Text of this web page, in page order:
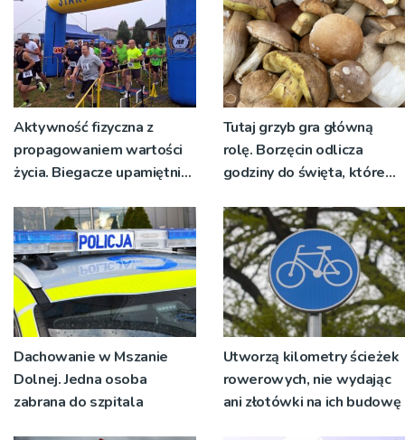
Aktywność fizyczna z
propagowaniem wartości
życia. Biegacze upamiętnili
Tutaj grzyb gra główną
rolę. Borzęcin odlicza
godziny do święta, które
pokoleń
Dachowanie w Mszanie
Dolnej. Jedna osoba
zabrana do szpitala
Utworzą kilometry ścieżek
rowerowych, nie wydając
ani złotówki na ich budowę